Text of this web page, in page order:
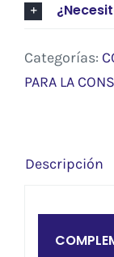
Categorías:
PARA LA
Descripción